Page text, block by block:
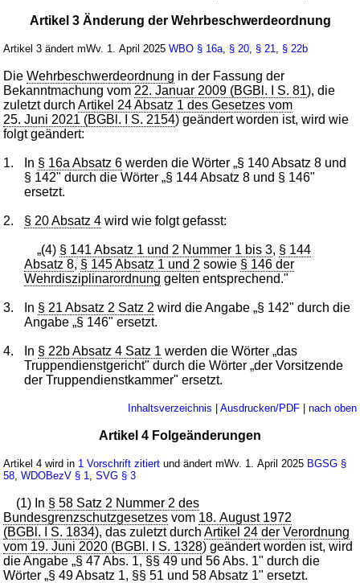
Artikel 3 Änderung der Wehrbeschwerdeordnung
Artikel 3 ändert mWv. 1. April 2025WBO § 16a § 20 § 21 § 22b
DieWehrbeschwerdeordnung in der Fassung der
Bekanntmachung vom 22. Januar 2009 (BGBl. I S. 81), die
zuletzt durchArtikel 24 Absatz 1 des Gesetzes vom
25. Juni 2021 (BGBl. I S. 2154) geändert worden ist, wird wie
folgt geändert:
1. In § 16a Absatz 6 werden die Wörter „§ 140 Absatz 8 und
§ 142" durch die Wörter „§ 144 Absatz 8 und § 146"
ersetzt.
2. § 20 Absatz 4 wird wie folgt gefasst:
„(4) § 141 Absatz 1 und 2 Nummer 1 bis 3, § 144
Absatz 8, § 145 Absatz 1 und 2 sowie § 146 der
Wehrdisziplinarordnung gelten entsprechend."
3. In § 21 Absatz 2 Satz 2 wird die Angabe „§ 142" durch die
Angabe „§ 146" ersetzt.
4. In § 22b Absatz 4 Satz 1 werden die Wörter „das
Truppendienstgericht" durch die Wörter „der Vorsitzende
der Truppendienstkammer" ersetzt.
Inhaltsverzeichnis | Ausdrucken/PDF| nach oben
Artikel 4 Folgeänderungen
Artikel 4 wird in 1 Vorschrift zitiert und ändert mWv. 1. April 2025 BGSG §
58 ,WDOBezV § 1 ,SVG § 3
(1) In § 58 Satz 2 Nummer 2 des
Bundesgrenzschutzgesetzes vom 18. August 1972
(BGBl. I S. 1834), das zuletzt durchArtikel 24 der Verordnung
vom 19. Juni 2020 (BGBl. I S. 1328) geändert worden ist, wird
die Angabe „§ 47 Abs. 1, §§ 49 und 56 Abs. 1" durch die
Wörter „§ 49 Absatz 1, §§ 51 und 58 Absatz 1" ersetzt.